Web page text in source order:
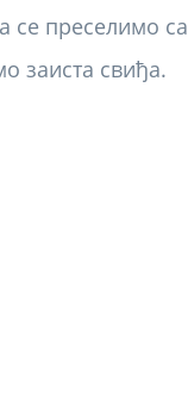
се преселимо
заиста свиђа.